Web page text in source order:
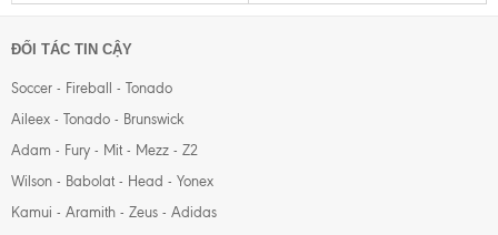
ĐỐI TÁC TIN CẬY
Soccer - Fireball - Tonado
Aileex - Tonado - Brunswick
Adam - Fury - Mit - Mezz - Z2
Wilson - Babolat - Head - Yonex
Kamui - Aramith - Zeus - Adidas